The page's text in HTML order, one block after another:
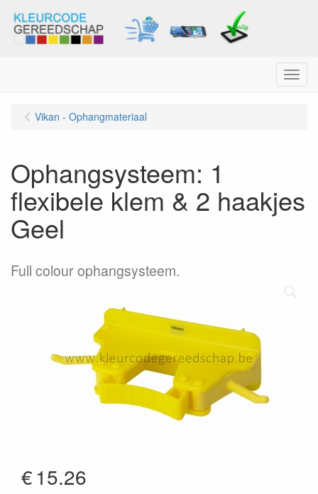
Menu
Vikan - Ophangmateriaal
Ophangsysteem: 1
flexibele klem & 2 haakjes
Geel
Full colour ophangsysteem.
€15.26